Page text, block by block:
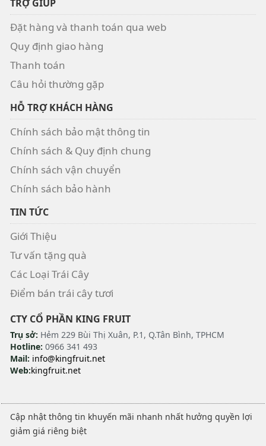
TRỢ GIÚP
Đặt hàng và thanh toán qua web
Quy định giao hàng
Thanh toán
Câu hỏi thường gặp
HỖ TRỢ KHÁCH HÀNG
Chính sách bảo mật thông tin
Chính sách & Quy định chung
Chính sách vận chuyển
Chính sách bảo hành
TIN TỨC
Giới Thiệu
Tư vấn tặng quà
Các Loại Trái Cây
Điểm bán trái cây tươi
CTY CỔ PHẦN KING FRUIT
Trụ sở: Hẻm 229 Bùi Thị Xuân, P.1, Q.Tân Bình, TPHCM
Hotline: 0966 341 493
Mail: info@kingfruit.net
Web:kingfruit.net
Cập nhật thông tin khuyến mãi nhanh nhất hưởng quyền lợi
giảm giá riêng biệt